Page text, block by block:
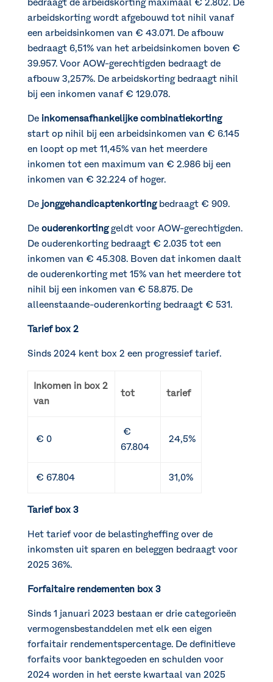
bedraagt de arbeidskorting maximaal € 2.802. De
arbeidskorting wordt afgebouwd tot nihil vanaf
een arbeidsinkomen van € 43.071. De afbouw
bedraagt 6,51% van het arbeidsinkomen boven €
39.957. Voor AOW-gerechtigden bedraagt de
afbouw 3,257%. De arbeidskorting bedraagt nihil
bij een inkomen vanaf € 129.078.
De inkomensafhankelijke combinatiekorting
start op nihil bij een arbeidsinkomen van € 6.145
en loopt op met 11,45% van het meerdere
inkomen tot een maximum van € 2.986 bij een
inkomen van € 32.224 of hoger.
De jonggehandicaptenkortingbedraagt € 909.
De ouderenkortinggeldt voor AOW-gerechtigden.
De ouderenkorting bedraagt € 2.035 tot een
inkomen van € 45.308. Boven dat inkomen daalt
de ouderenkorting met 15% van het meerdere tot
nihil bij een inkomen van € 58.875. De
alleenstaande-ouderenkorting bedraagt € 531.
Tarief box 2
Sinds 2024 kent box 2 een progressief tarief.
Inkomen in box 2
van
tot tarief
€ 0
€
67.804
24,5%
€ 67.804 31,0%
Tarief box 3
Het tarief voor de belastingheffing over de
inkomsten uit sparen en beleggen bedraagt voor
2025 36%.
Forfaitaire rendementen box 3
Sinds 1 januari 2023 bestaan er drie categorieën
vermogensbestanddelen met elk een eigen
forfaitair rendementspercentage. De definitieve
forfaits voor banktegoeden en schulden voor
2024 worden in het eerste kwartaal van 2025